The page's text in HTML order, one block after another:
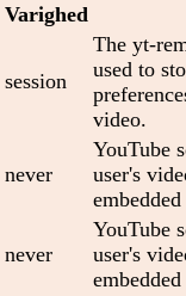
Varighed
session
The yt-
used to
video.
never
YouTube
user's
never
YouTube
user's